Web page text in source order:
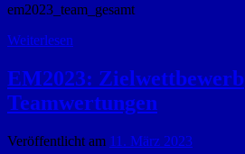
em2023_team_gesamt
Weiterlesen
EM2023: Zielwettbewerb
Teamwertungen
Veröffentlicht am 11. März 2023